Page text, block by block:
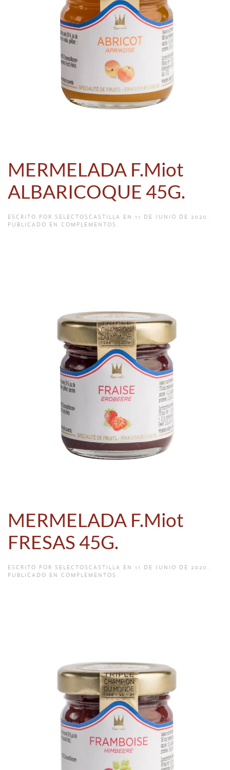
MERMELADA F.Miot
ALBARICOQUE 45G.
ESCRITO POR SELECTOSCASTILLA EN 11 DE JUNIO DE 2020 .
PUBLICADO EN COMPLEMENTOS .
MERMELADA F.Miot
FRESAS 45G.
ESCRITO POR SELECTOSCASTILLA EN 11 DE JUNIO DE 2020 .
PUBLICADO EN COMPLEMENTOS .